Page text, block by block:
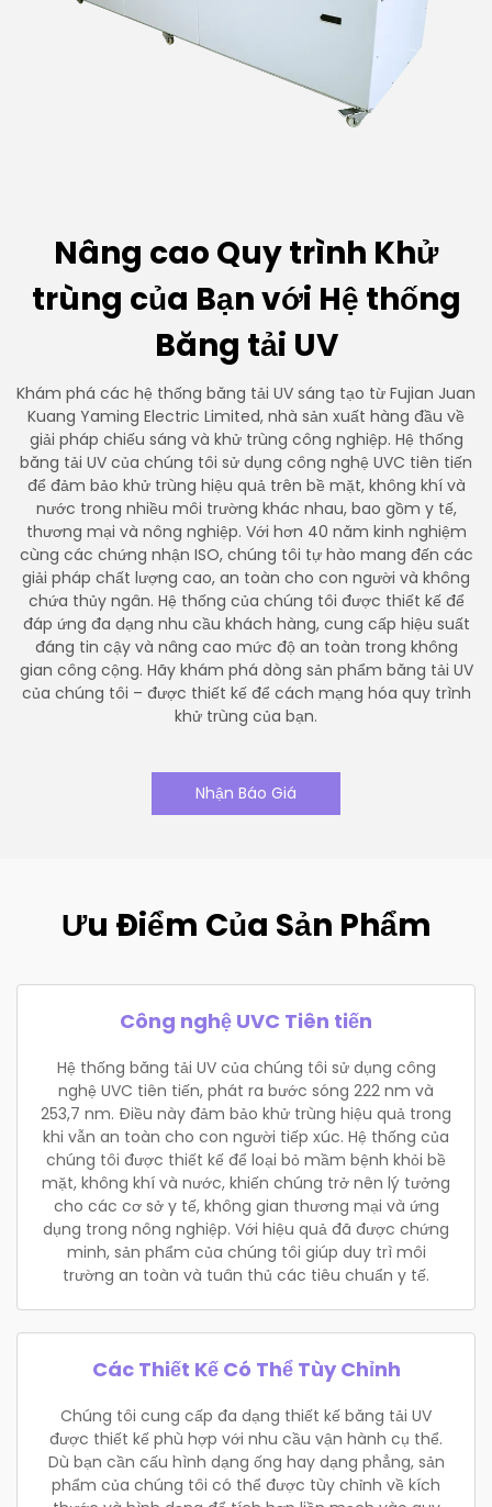
Nâng cao Quy trình Khử
trùng của Bạn với Hệ thống
Băng tải UV
Khám phá các hệ thống băng tải UV sáng tạo từ Fujian Juan
Kuang Yaming Electric Limited, nhà sản xuất hàng đầu về
giải pháp chiếu sáng và khử trùng công nghiệp. Hệ thống
băng tải UV của chúng tôi sử dụng công nghệ UVC tiên tiến
để đảm bảo khử trùng hiệu quả trên bề mặt, không khí và
nước trong nhiều môi trường khác nhau, bao gồm y tế,
thương mại và nông nghiệp. Với hơn 40 năm kinh nghiệm
cùng các chứng nhận ISO, chúng tôi tự hào mang đến các
giải pháp chất lượng cao, an toàn cho con người và không
chứa thủy ngân. Hệ thống của chúng tôi được thiết kế để
đáp ứng đa dạng nhu cầu khách hàng, cung cấp hiệu suất
đáng tin cậy và nâng cao mức độ an toàn trong không
gian công cộng. Hãy khám phá dòng sản phẩm băng tải UV
của chúng tôi – được thiết kế để cách mạng hóa quy trình
khử trùng của bạn.
Nhận Báo Giá
Ưu Điểm Của Sản Phẩm
Công nghệ UVC Tiên tiến
Hệ thống băng tải UV của chúng tôi sử dụng công
nghệ UVC tiên tiến, phát ra bước sóng 222 nm và
253,7 nm. Điều này đảm bảo khử trùng hiệu quả trong
khi vẫn an toàn cho con người tiếp xúc. Hệ thống của
chúng tôi được thiết kế để loại bỏ mầm bệnh khỏi bề
mặt, không khí và nước, khiến chúng trở nên lý tưởng
cho các cơ sở y tế, không gian thương mại và ứng
dụng trong nông nghiệp. Với hiệu quả đã được chứng
minh, sản phẩm của chúng tôi giúp duy trì môi
trường an toàn và tuân thủ các tiêu chuẩn y tế.
Các Thiết Kế Có Thể Tùy Chỉnh
Chúng tôi cung cấp đa dạng thiết kế băng tải UV
được thiết kế phù hợp với nhu cầu vận hành cụ thể.
Dù bạn cần cấu hình dạng ống hay dạng phẳng, sản
phẩm của chúng tôi có thể được tùy chỉnh về kích